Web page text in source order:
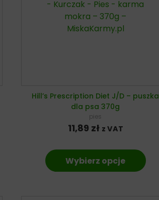
Hill’s Prescription Diet J/D – puszka
dla psa 370g
pies
11,89 zł z VAT
Wybierz opcje